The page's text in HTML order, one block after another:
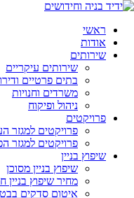
ראשי
אודות
שירותים
שירותים עיקריים
בתים פרטיים
משרדים וחנויות
ניהול ופיקוח
פרויקטים
פרויקטים למגזר
פרויקטים למגזר
שיפוץ בניין
שיפוץ בניין מסוכן
מחיר שיפוץ בניין
איטום סדקים